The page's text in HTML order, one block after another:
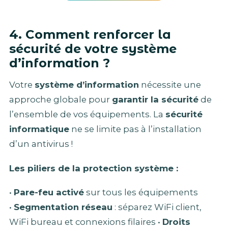
4. Comment renforcer la
sécurité de votre système
d’information ?
Votre système d’information nécessite une
approche globale pour garantir la sécurité de
l’ensemble de vos équipements. La sécurité
informatique ne se limite pas à l’installation
d’un antivirus !
Les piliers de la protection système :
• Pare-feu activé sur tous les équipements
• Segmentation réseau : séparez WiFi client,
WiFi bureau et connexions filaires • Droits